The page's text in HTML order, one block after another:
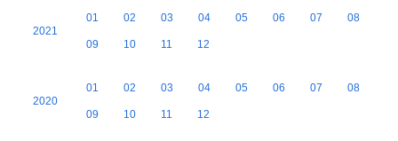
2021
01 02 03 04 05 06 07 08
09 10 11 12
2020
01 02 03 04 05 06 07 08
09 10 11 12